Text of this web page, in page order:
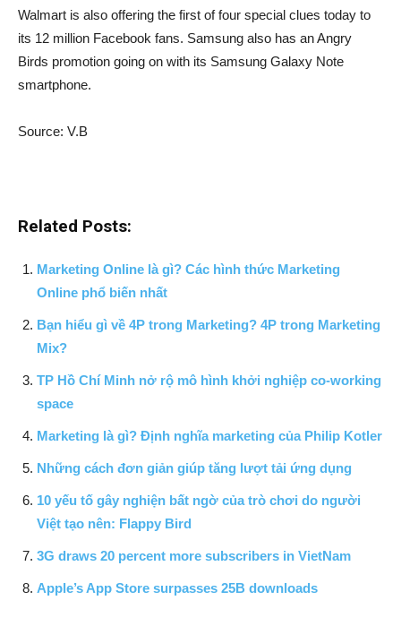
Walmart is also offering the first of four special clues today to
its 12 million Facebook fans. Samsung also has an Angry
Birds promotion going on with its Samsung Galaxy Note
smartphone.
Source: V.B
Related Posts:
Marketing Online là gì? Các hình thức Marketing
Online phổ biến nhất
Bạn hiểu gì về 4P trong Marketing? 4P trong Marketing
Mix?
TP Hồ Chí Minh nở rộ mô hình khởi nghiệp co-working
space
Marketing là gì? Định nghĩa marketing của Philip Kotler
Những cách đơn giản giúp tăng lượt tải ứng dụng
10 yếu tố gây nghiện bất ngờ của trò chơi do người
Việt tạo nên: Flappy Bird
3G draws 20 percent more subscribers in VietNam
Apple’s App Store surpasses 25B downloads